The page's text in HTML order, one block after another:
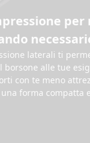
laterali ti
borsone alle tue
con te meno
forma compatta